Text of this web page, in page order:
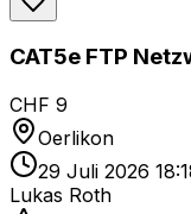
CAT5e FTP
CHF 9
Oerlikon
29 Juli 2026
Lukas Roth